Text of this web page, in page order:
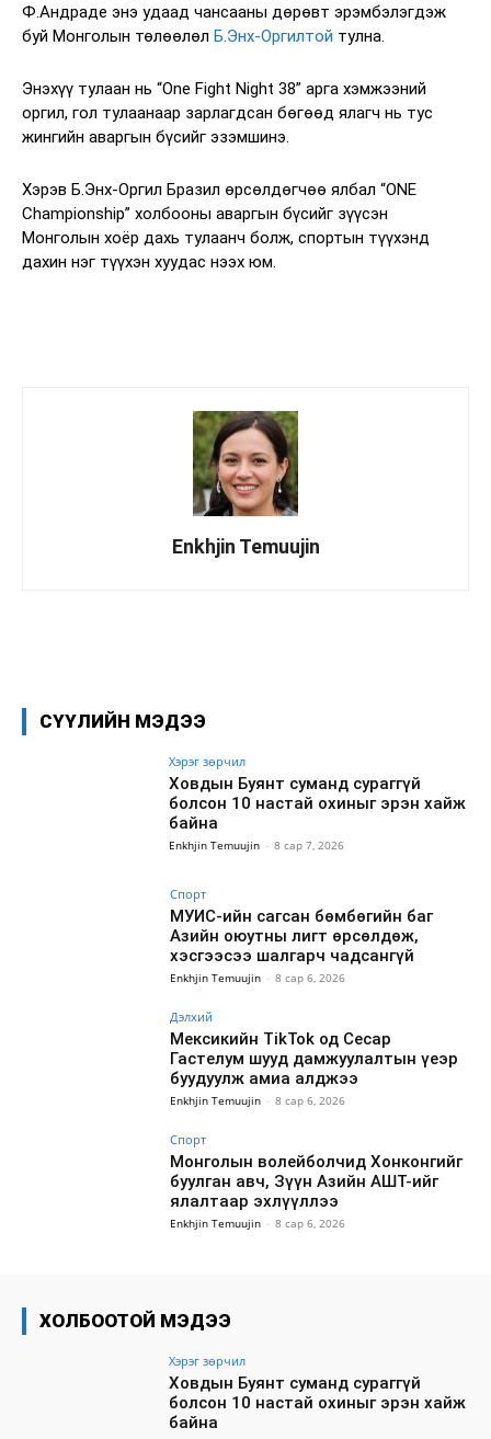
Ф.Андраде энэ удаад чансааны дөрөвт эрэмбэлэгдэж
буй Монголын төлөөлөл Б.Энх-Оргилтой тулна.
Энэхүү тулаан нь “One Fight Night 38” арга хэмжээний
оргил, гол тулаанаар зарлагдсан бөгөөд ялагч нь тус
жингийн аваргын бүсийг эзэмшинэ.
Хэрэв Б.Энх-Оргил Бразил өрсөлдөгчөө ялбал “ONE
Championship” холбооны аваргын бүсийг зүүсэн
Монголын хоёр дахь тулаанч болж, спортын түүхэнд
дахин нэг түүхэн хуудас нээх юм.
Enkhjin Temuujin
СҮҮЛИЙН МЭДЭЭ
Хэрэг зөрчил
Ховдын Буянт суманд сураггүй
болсон 10 настай охиныг эрэн хайж
байна
Enkhjin Temuujin - 8 сар 7, 2026
Спорт
МУИС-ийн сагсан бөмбөгийн баг
Азийн оюутны лигт өрсөлдөж,
хэсгээсээ шалгарч чадсангүй
Enkhjin Temuujin - 8 сар 6, 2026
Дэлхий
Мексикийн TikTok од Сесар
Гастелум шууд дамжуулалтын үеэр
буудуулж амиа алджээ
Enkhjin Temuujin - 8 сар 6, 2026
Спорт
Монголын волейболчид Хонконгийг
буулган авч, Зүүн Азийн АШТ-ийг
ялалтаар эхлүүллээ
Enkhjin Temuujin - 8 сар 6, 2026
ХОЛБООТОЙ МЭДЭЭ
Хэрэг зөрчил
Ховдын Буянт суманд сураггүй
болсон 10 настай охиныг эрэн хайж
байна